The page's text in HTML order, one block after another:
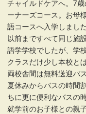
チャイルドケアへ。7
ーナーズコース。お母
語コースへ入学しました
以前まですべて同じ施
語学学校でしたが、学
クラスだけ少し本校と
両校舎間は無料送迎バ
夏休みからバスの時間
ちに更に便利なバスの
就学前のお子様との親